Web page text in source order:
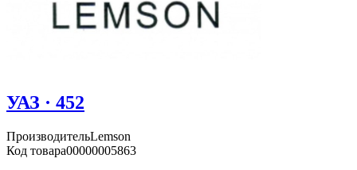
УАЗ · 452
ПроизводительLemson
Код товара00000005863